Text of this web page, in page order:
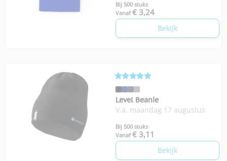
Bij 500 stuks
Vanaf € 3,24
Bekijk
Level Beanie
V.a. maandag 17 augustus
Bij 500 stuks
Vanaf € 3,11
Bekijk